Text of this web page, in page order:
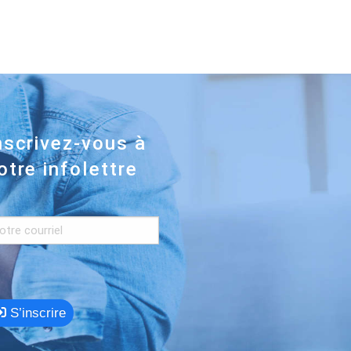
vous à
infolettre
S’inscrire